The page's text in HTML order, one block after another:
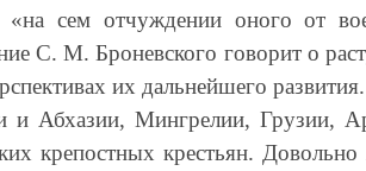
сем отчуждении оного от
С. М. Броневского говорит о
их дальнейшего развития.
и Абхазии, Мингрелии, Грузии,
крепостных крестьян. Довольно